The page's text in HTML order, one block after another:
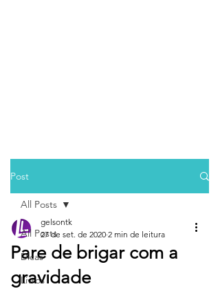
Post
All Posts
Dicas
Livros
All Posts
Pare de brigar com a
gravidade
gelsontk
27 de set. de 2020 2 min de leitura